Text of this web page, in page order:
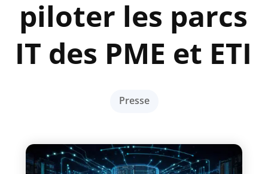
piloter les parcs
IT des PME et ETI
Presse